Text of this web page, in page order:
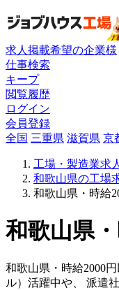
求人掲載希望の企業様
仕事検索
キープ
閲覧履歴
ログイン
会員登録
全国 三重県 滋賀県 京
工場・製造業求人
和歌山県の工場
和歌山県・時給
和歌山県
和歌山県・時給2000
ル）活躍中や、 派遣